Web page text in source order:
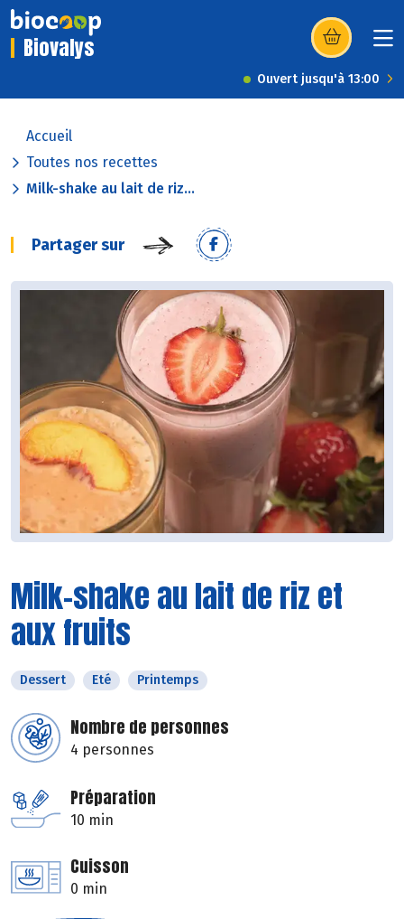
Biovalys (s’ouvre dans
Ouvert jusqu'à 13:00
Accueil
Toutes nos recettes
Milk-shake au lait de riz...
Partager sur
Milk-shake au lait de riz et
aux fruits
Dessert Eté Printemps
Nombre de personnes
4 personnes
Préparation
10 min
Cuisson
0 min